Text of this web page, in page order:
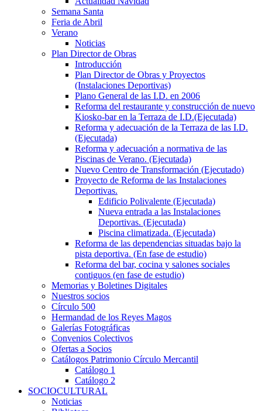
Semana Santa
Feria de Abril
Verano
Noticias
Plan Director de Obras
Introducción
Plan Director de Obras y Proyectos
(Instalaciones Deportivas)
Plano General de las I.D. en 2006
Reforma del restaurante y construcción de nuevo
Kiosko-bar en la Terraza de I.D.(Ejecutada)
Reforma y adecuación de la Terraza de las I.D.
(Ejecutada)
Reforma y adecuación a normativa de las
Piscinas de Verano. (Ejecutada)
Nuevo Centro de Transformación (Ejecutado)
Proyecto de Reforma de las Instalaciones
Deportivas.
Edificio Polivalente (Ejecutada)
Nueva entrada a las Instalaciones
Deportivas. (Ejecutada)
Piscina climatizada. (Ejecutada)
Reforma de las dependencias situadas bajo la
pista deportiva. (En fase de estudio)
Reforma del bar, cocina y salones sociales
contiguos (en fase de estudio)
Memorias y Boletines Digitales
Nuestros socios
Círculo 500
Hermandad de los Reyes Magos
Galerías Fotográficas
Convenios Colectivos
Ofertas a Socios
Catálogos Patrimonio Círculo Mercantil
Catálogo 1
Catálogo 2
SOCIOCULTURAL
Noticias